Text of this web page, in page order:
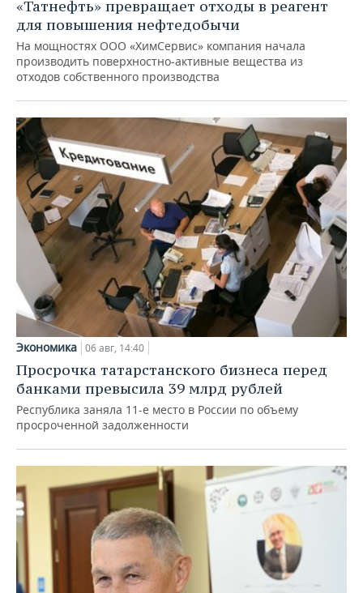
«Татнефть» превращает отходы в реагент
для повышения нефтедобычи
На мощностях ООО «ХимСервис» компания начала
производить поверхностно-активные вещества из
отходов собственного производства
Экономика 06 авг, 14:40
Просрочка татарстанского бизнеса перед
банками превысила 39 млрд рублей
Республика заняла 11-е место в России по объему
просроченной задолженности